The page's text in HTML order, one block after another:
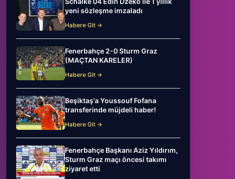
yeni sözleşme imzaladı
Habere Git →
Fenerbahçe 2-0 Sturm Graz
(MAÇTAN KARELER)
Habere Git →
Beşiktaş'a Youssouf Fofana
transferinde müjdeli haber!
Habere Git →
Fenerbahçe Başkanı Aziz Yıldırım,
Sturm Graz maçı öncesi takımı
ziyaret etti